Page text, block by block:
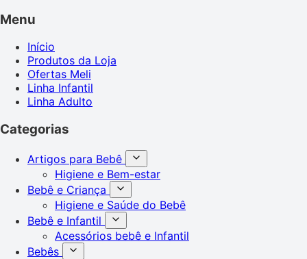
Menu
Início
Produtos da Loja
Ofertas Meli
Linha Infantil
Linha Adulto
Categorias
Artigos para Bebê
Higiene e Bem-estar
Bebê e Criança
Higiene e Saúde do Bebê
Bebê e Infantil
Acessórios bebê e Infantil
Bebês